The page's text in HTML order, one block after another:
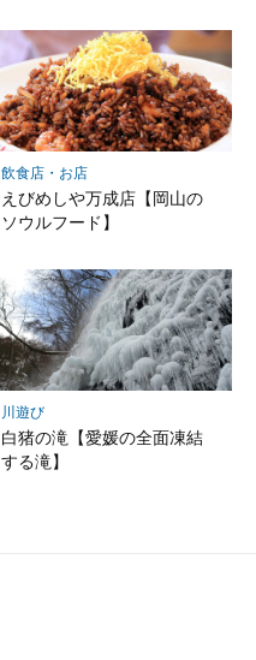
飲食店・お店
えびめしや万成店【岡山の
ソウルフード】
川遊び
白猪の滝【愛媛の全面凍結
する滝】